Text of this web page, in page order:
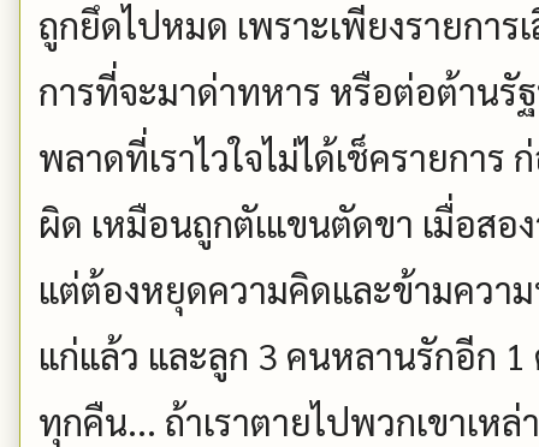
ถูกยึดไปหมด เพราะเพียงรายการ
การที่จะมาด่าทหาร หรือต่อต้านรั
พลาดที่เราไวใจไม่ได้เช็ครายกา
ผิด เหมือนถูกตัเแขนตัดขา เมื่อส
แต่ต้องหยุดความคิดและข้ามควา
แก่แล้ว และลูก 3 คนหลานรักอีก
ทุกคืน... ถ้าเราตายไปพวกเขาเห